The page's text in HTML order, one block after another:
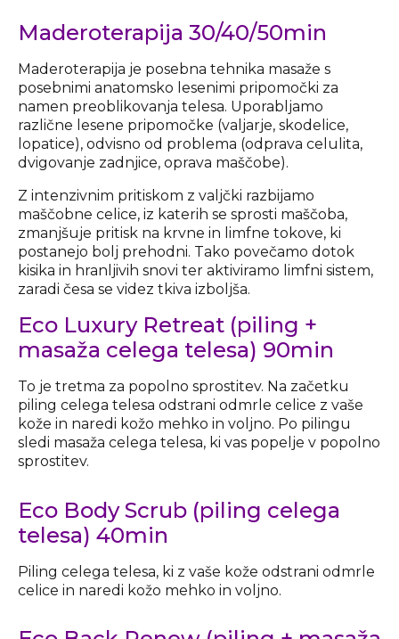
Maderoterapija 30/40/50min
Maderoterapija je posebna tehnika masaže s
posebnimi anatomsko lesenimi pripomočki za
namen preoblikovanja telesa. Uporabljamo
različne lesene pripomočke (valjarje, skodelice,
lopatice), odvisno od problema (odprava celulita,
dvigovanje zadnjice, oprava maščobe).
Z intenzivnim pritiskom z valjčki razbijamo
maščobne celice, iz katerih se sprosti maščoba,
zmanjšuje pritisk na krvne in limfne tokove, ki
postanejo bolj prehodni. Tako povečamo dotok
kisika in hranljivih snovi ter aktiviramo limfni sistem,
zaradi česa se videz tkiva izboljša.
Eco Luxury Retreat (piling +
masaža celega telesa) 90min
To je tretma za popolno sprostitev. Na začetku
piling celega telesa odstrani odmrle celice z vaše
kože in naredi kožo mehko in voljno. Po pilingu
sledi masaža celega telesa, ki vas popelje v popolno
sprostitev.
Eco Body Scrub (piling celega
telesa) 40min
Piling celega telesa, ki z vaše kože odstrani odmrle
celice in naredi kožo mehko in voljno.